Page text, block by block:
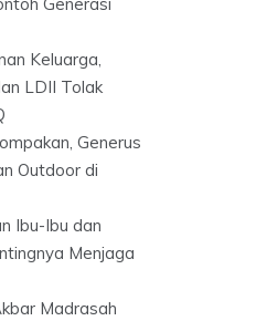
Keluarga,
LDII Tolak
Generus
Outdoor di
Ibu-Ibu dan
Menjaga
Madrasah